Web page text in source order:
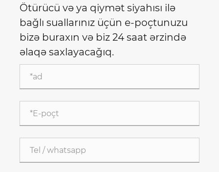
Ötürücü və ya qiymət siyahısı ilə
bağlı suallarınız üçün e-poçtunuzu
bizə buraxın və biz 24 saat ərzində
əlaqə saxlayacağıq.